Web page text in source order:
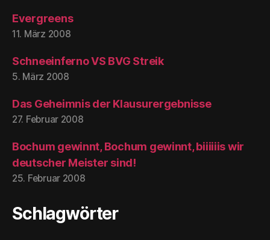
Evergreens
11. März 2008
Schneeinferno VS BVG Streik
5. März 2008
Das Geheimnis der Klausurergebnisse
27. Februar 2008
Bochum gewinnt, Bochum gewinnt, biiiiiis wir
deutscher Meister sind!
25. Februar 2008
Schlagwörter